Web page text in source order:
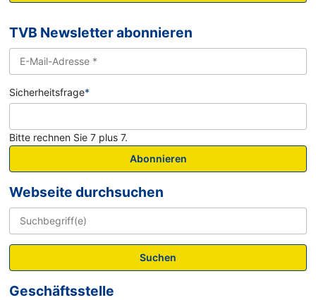
TVB Newsletter abonnieren
Sicherheitsfrage*
Bitte rechnen Sie 7 plus 7.
Abonnieren
Webseite durchsuchen
Suchen
Geschäftsstelle